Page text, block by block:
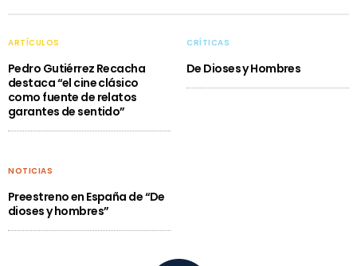
ARTÍCULOS
Pedro Gutiérrez Recacha
destaca “el cine clásico
como fuente de relatos
garantes de sentido”
CRÍTICAS
De Dioses y Hombres
NOTICIAS
Preestreno en España de “De
dioses y hombres”